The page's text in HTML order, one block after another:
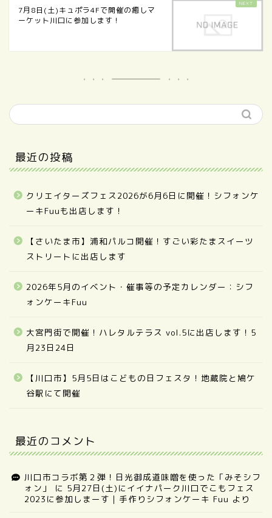
7月8日(土)キュポラ4Fで開催の癒しマ
ーケット川口に参加します！
最近の投稿
クリエイターズフェス2026が6月6日に開催！シフォンケ
ーキFuuも出店します！
【さいたま市】浦和パルコ開催！すごい彩たまスイーツ
ストリートに出店します
2026年5月のイベント・催事等の予定カレンダー：シフ
ォンケーキFuu
大宮門街で開催！ハレタルテラス vol.5に出店します！5
月23日24日
【川口市】5月5日はこどもの日フェスタ！地蔵院と鳩ケ
谷駅にて開催
最近のコメント
川口市コラボ第２弾！日光御成道味噌を使った「みそシフ
ォン」
に 5月27日(土)にイイナパーク川口でこもフェス
2023に参加しまーす｜手作りシフォンケーキ Fuu より